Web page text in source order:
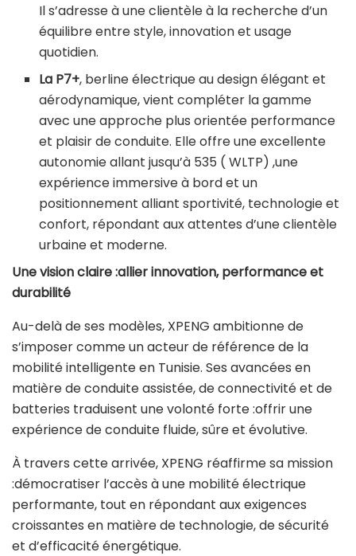
Il s’adresse à une clientèle à la recherche d’un
équilibre entre style, innovation et usage
quotidien.
La P7+, berline électrique au design élégant et
aérodynamique, vient compléter la gamme
avec une approche plus orientée performance
et plaisir de conduite. Elle offre une excellente
autonomie allant jusqu’à 535 ( WLTP) ,une
expérience immersive à bord et un
positionnement alliant sportivité, technologie et
confort, répondant aux attentes d’une clientèle
urbaine et moderne.
Une vision claire :allier innovation, performance et
durabilité
Au-delà de ses modèles, XPENG ambitionne de
s’imposer comme un acteur de référence de la
mobilité intelligente en Tunisie. Ses avancées en
matière de conduite assistée, de connectivité et de
batteries traduisent une volonté forte :offrir une
expérience de conduite fluide, sûre et évolutive.
À travers cette arrivée, XPENG réaffirme sa mission
:démocratiser l’accès à une mobilité électrique
performante, tout en répondant aux exigences
croissantes en matière de technologie, de sécurité
et d’efficacité énergétique.